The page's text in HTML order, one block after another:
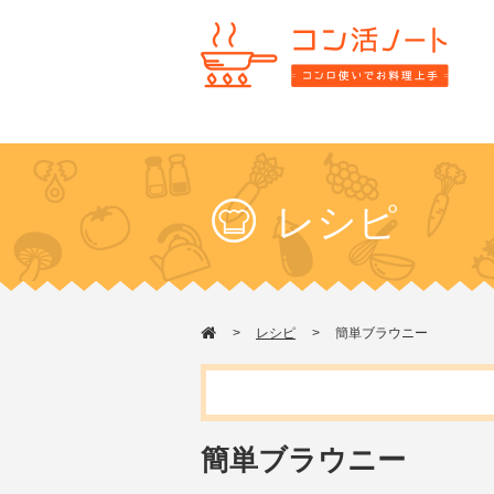
レシピ
レシピ 簡単ブラウニー
簡単ブラウニー